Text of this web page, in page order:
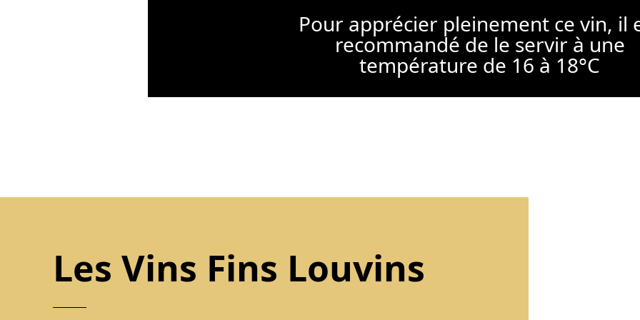
Pour apprécier pleinement ce vin, il
recommandé de le servir à une
température de 16 à 18°C
Les Vins Fins Louvins